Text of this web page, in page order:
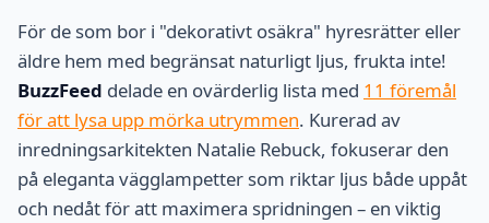
För de som bor i "dekorativt osäkra" hyresrätter eller
äldre hem med begränsat naturligt ljus, frukta inte!
BuzzFeed delade en ovärderlig lista med 11 föremål
för att lysa upp mörka utrymmen. Kurerad av
inredningsarkitekten Natalie Rebuck, fokuserar den
på eleganta vägglampetter som riktar ljus både uppåt
och nedåt för att maximera spridningen – en viktig